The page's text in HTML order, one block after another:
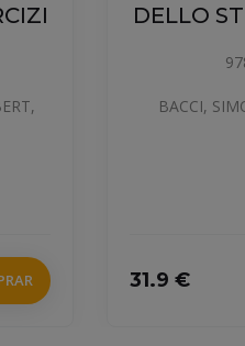
DELLO
BACCI,
31.9 €